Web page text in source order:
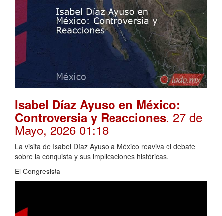
Isabel Díaz Ayuso en México:
Controversia y Reacciones. 27 de
Mayo, 2026 01:18
La visita de Isabel Díaz Ayuso a México reaviva el debate
sobre la conquista y sus implicaciones históricas.
El Congresista